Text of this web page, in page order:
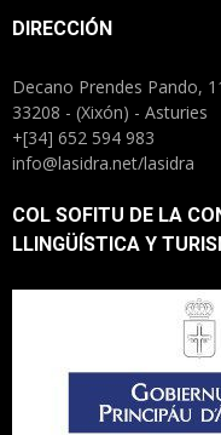
DIRECCIÓN
Decano Prendes Pando,
33208 - (Xixón) - Asturies
+[34] 652 594 983
info@lasidra.net/lasidra
COL SOFITU DE LA
LLINGÜÍSTICA Y